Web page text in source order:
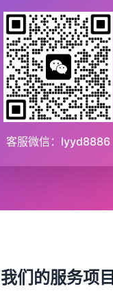
客服微信：lyyd8886
我们的服务项目